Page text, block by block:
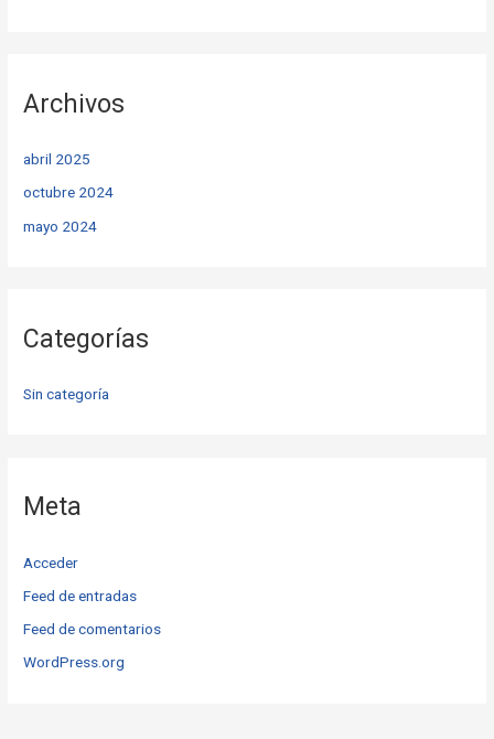
Archivos
abril 2025
octubre 2024
mayo 2024
Categorías
Sin categoría
Meta
Acceder
Feed de entradas
Feed de comentarios
WordPress.org